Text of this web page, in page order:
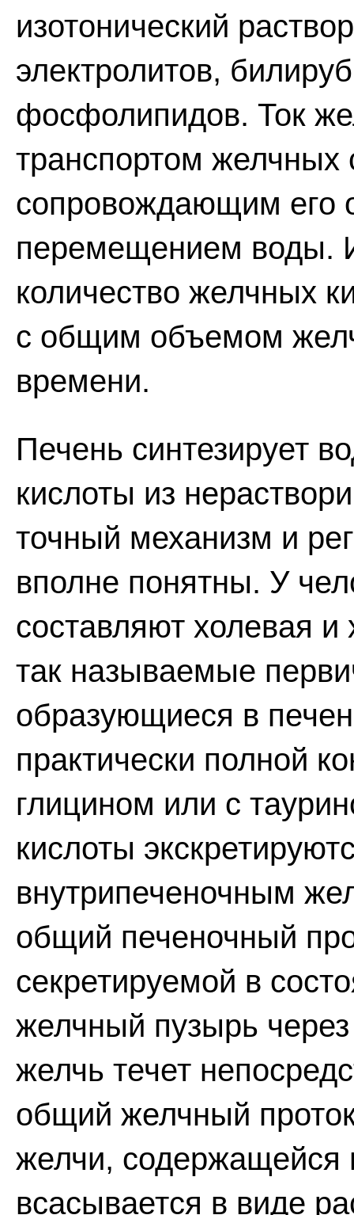
изотонический
электролитов,
фосфолипидов. Ток
транспортом желчных
сопровождающим его
перемещением воды.
количество желчных
с общим объемом
времени.
Печень синтезирует
кислоты из
точный механизм и
вполне понятны. У
составляют холевая и
так называемые
образующиеся в
практически полной
глицином или с
кислоты
внутрипеченочным
общий печеночный
секретируемой в
желчный пузырь
желчь течет
общий желчный
желчи, содержащейся
всасывается в виде